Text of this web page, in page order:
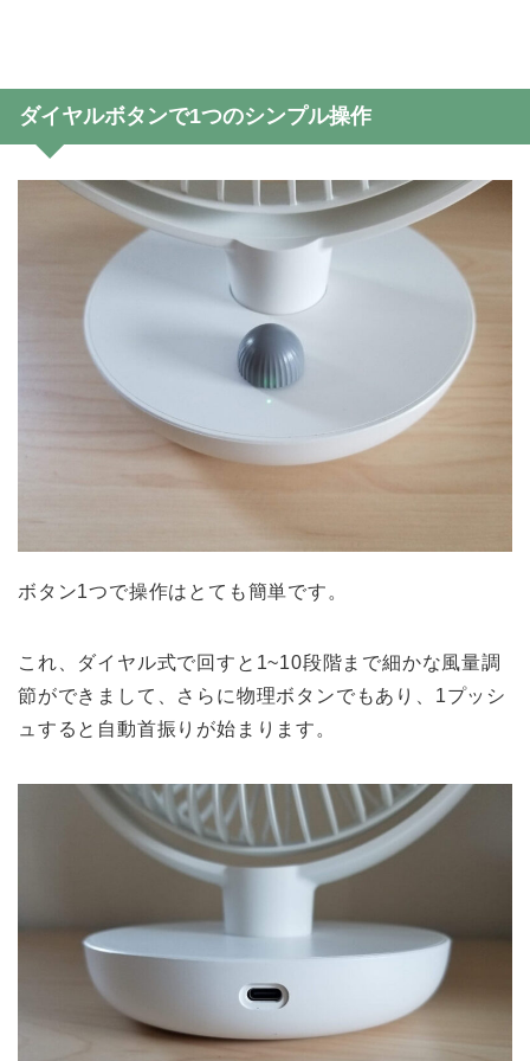
ダイヤルボタンで1つのシンプル操作
ボタン1つで操作はとても簡単です。
これ、ダイヤル式で回すと1~10段階まで細かな風量調
節ができまして、さらに物理ボタンでもあり、1プッシ
ュすると自動首振りが始まります。